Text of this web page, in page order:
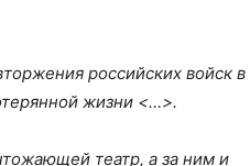
российских войск в
жизни <…>.
театр, а за ним и